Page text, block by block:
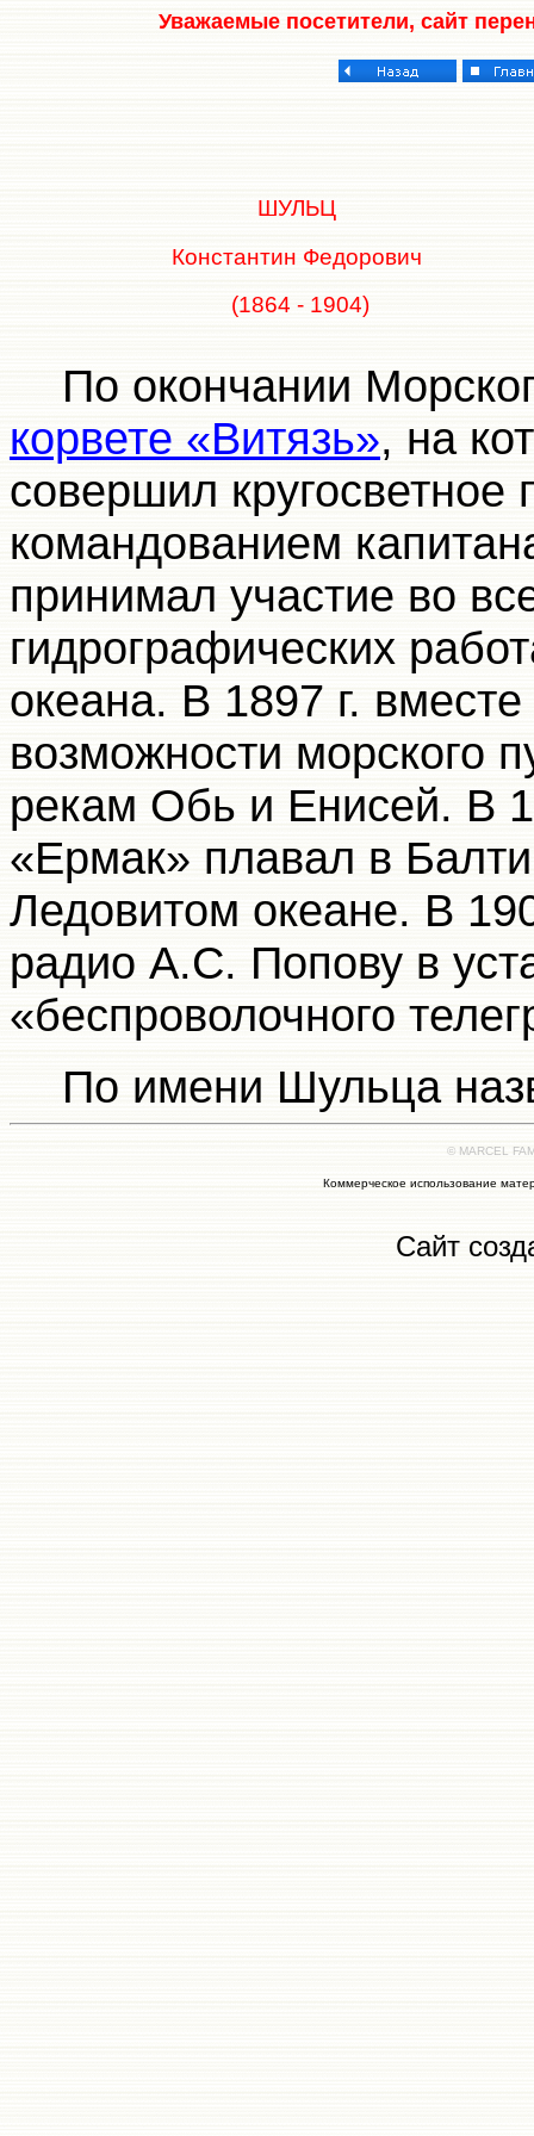
Уважаемые посетители, сайт
ШУЛЬЦ
Константин Федорович
(1864 - 1904)
По окончании
корвете «Витязь», на
совершил кругосветное
командованием
принимал участие во
гидрографических
океана. В 1897 г.
возможности морского
рекам Обь и Енисей. В
«Ермак» плавал в
Ледовитом океане. В
радио А.С. Попову в
«беспроволочного
По имени Шульца
© MARCEL
Коммерческое использование
Сайт